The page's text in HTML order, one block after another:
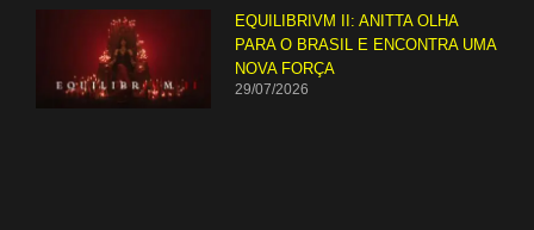
EQUILIBRIVM II: ANITTA OLHA
PARA O BRASIL E ENCONTRA UMA
NOVA FORÇA
29/07/2026